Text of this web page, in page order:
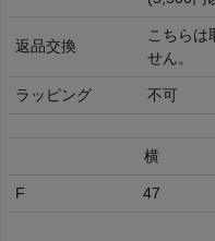
返品交換
こちらは
せん。
ラッピング 不可
横
F 47